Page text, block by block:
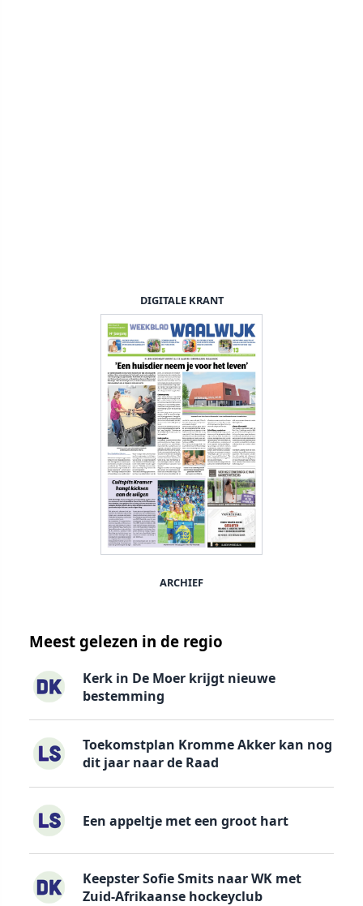
DIGITALE KRANT
ARCHIEF
Meest gelezen in de regio
Kerk in De Moer krijgt nieuwe
bestemming
Toekomstplan Kromme Akker kan nog
dit jaar naar de Raad
Een appeltje met een groot hart
Keepster Sofie Smits naar WK met
Zuid-Afrikaanse hockeyclub